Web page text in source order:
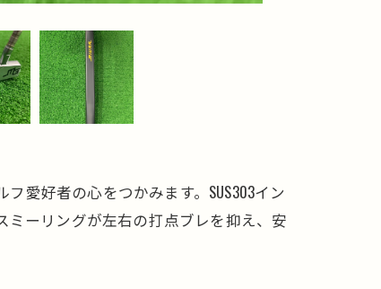
愛好者の心をつかみます。SUS303イン
ーリングが左右の打点ブレを抑え、安